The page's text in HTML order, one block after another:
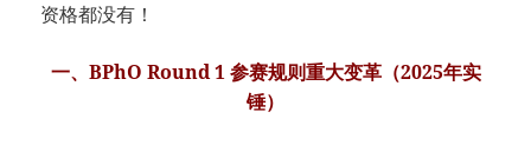
资格都没有！
一、BPhO Round 1 参赛规则重大变革（2025年实
锤）